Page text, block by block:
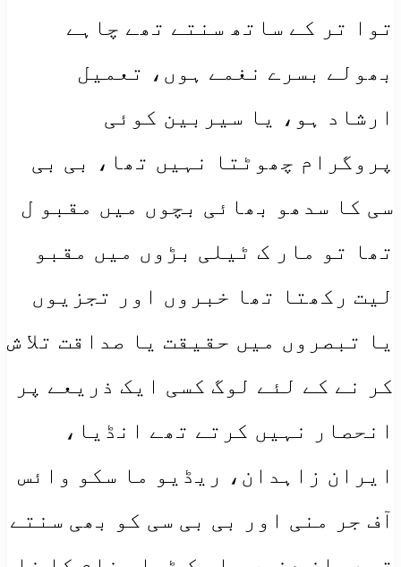
توا تر کے ساتھ سنتے تھے چاہے
بھولے بسرے نغمے ہوں، تعمیل
ارشاد ہو، یا سیربین کوئی
پروگرام چھوٹتا نہیں تھا، بی بی
سی کا سدھو بھائی بچوں میں مقبو ل
تھا تو مار ک ٹیلی بڑوں میں مقبو
لیت رکھتا تھا خبروں اور تجزیوں
یا تبصروں میں حقیقت یا صداقت تلا ش
کر نے کے لئے لوگ کسی ایک ذریعے پر
انحصار نہیں کرتے تھے انڈیا،
ایران زاہدان، ریڈیو ما سکو وائس
آف جر منی اور بی بی سی کو بھی سنتے